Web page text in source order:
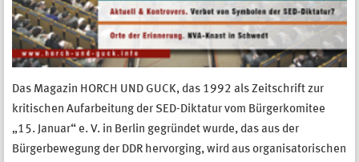
Das Magazin HORCH UND GUCK, das 1992 als Zeitschrift zur
kritischen Aufarbeitung der SED-Diktatur vom Bürgerkomitee
„15. Januar“ e. V. in Berlin gegründet wurde, das aus der
Bürgerbewegung der DDR hervorging, wird aus organisatorischen